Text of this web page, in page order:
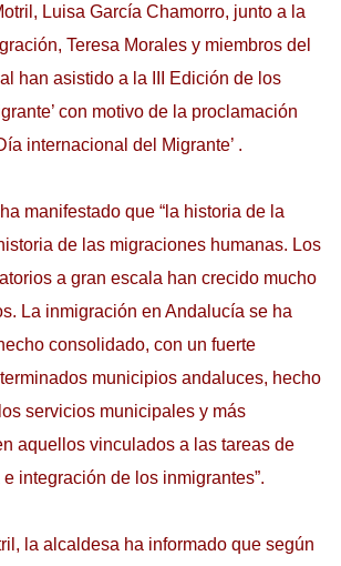
Luisa García Chamorro, junto a la
Teresa Morales y miembros del
han asistido a la III Edición de los
con motivo de la proclamación
internacional del Migrante’ .
manifestado que “la historia de la
de las migraciones humanas. Los
a gran escala han crecido mucho
La inmigración en Andalucía se ha
consolidado, con un fuerte
municipios andaluces, hecho
servicios municipales y más
aquellos vinculados a las tareas de
integración de los inmigrantes”.
la alcaldesa ha informado que según